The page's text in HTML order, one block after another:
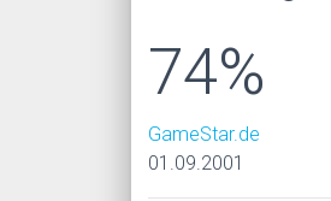
74%
GameStar.de
01.09.2001